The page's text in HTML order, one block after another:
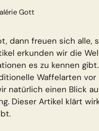
Gott
dann freuen sich alle,
erkunden wir die
es zu kennen
Waffelarten
natürlich einen Blick
Dieser Artikel klärt